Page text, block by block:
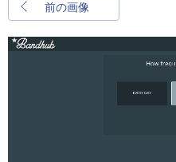
前の画像